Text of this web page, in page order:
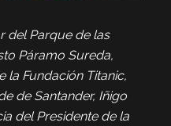
del Parque de las
Páramo Sureda,
la Fundación Titanic,
de Santander, Iñigo
del Presidente de la